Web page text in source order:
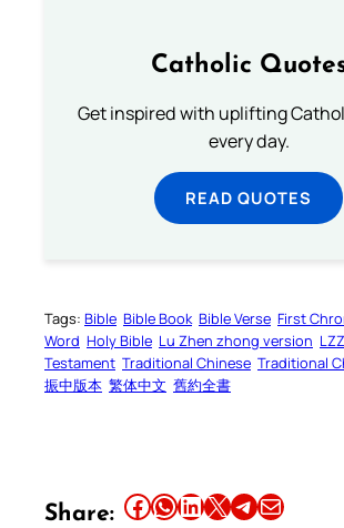
Catholic
Get inspired with uplifting
every day.
READ QUOTES
Tags: Bible Bible Book Bible Verse First
Word Holy Bible Lu Zhen zhong version LZZ
Testament Traditional Chinese Traditional
振中版本 繁体中文 舊約全書
Share: Share this article on Facebook Share this article on WhatsApp Share this article on LinkedIn Share this article on X Share this article on TelegramEmail this Article